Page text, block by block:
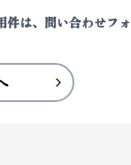
件は、問い合わせフォ